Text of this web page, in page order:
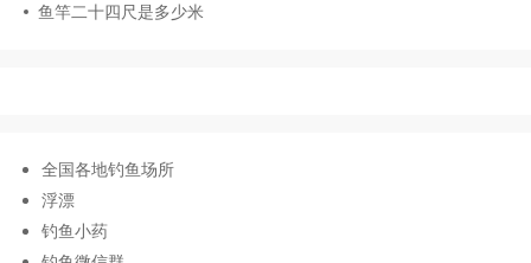
鱼竿二十四尺是多少米
全国各地钓鱼场所
浮漂
钓鱼小药